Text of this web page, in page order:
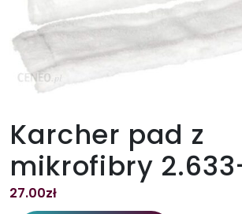
Karcher pad z
mikrofibry
27.00zł